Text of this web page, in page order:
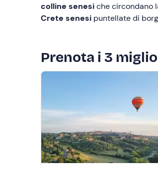
colline senesiche circondano
Crete senesi puntellate di
Prenota i 3